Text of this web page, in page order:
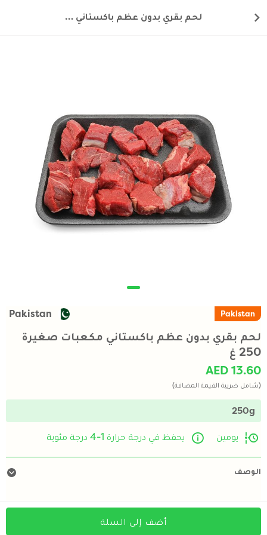
لحم بقري بدون عظم باكستاني مكعبات صغيرة 250 غ
Pakistan
Pakistan
لحم بقري بدون عظم باكستاني مكعبات صغيرة
250 غ
AED 13.60
(شامل ضريبة القيمة المضافة)
250g
يومين يحفظ في درجة حرارة 1-4 درجة مئوية
الوصف
أضف إلى السلة